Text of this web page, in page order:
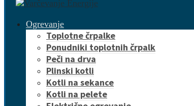
Ogrevanje
Toplotne črpalke
Ponudniki toplotnih črpalk
Peči na drva
Plinski kotli
Kotli na sekance
Kotli na pelete